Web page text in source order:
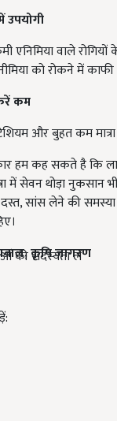
की सदस्यता लें
उपयोगी
एनिमिया वाले
को रोकने में
कम
और बुहत कम
हम कह सकते है कि
में सेवन थोड़ा नुकसान
दस्त, सांस लेने की
कृषि जागरण